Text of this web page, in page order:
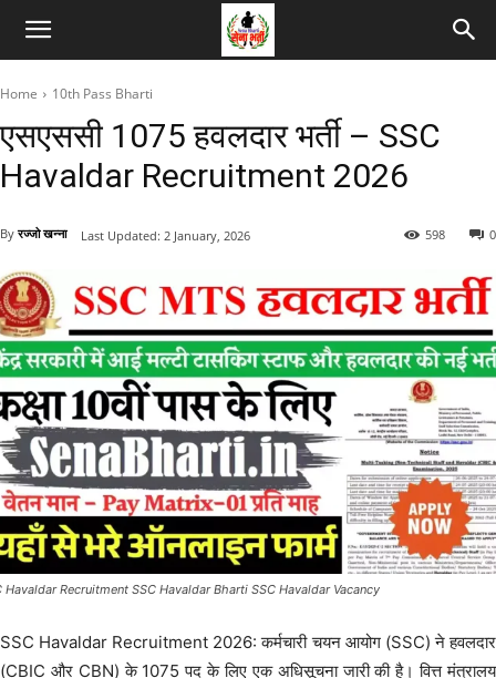
Home 10th Pass Bharti
एसएससी 1075 हवलदार भर्ती – SSC
Havaldar Recruitment 2026
By रज्जो खन्ना 0
598
Last Updated: 2 January, 2026
Havaldar Recruitment SSC Havaldar Bharti SSC Havaldar Vacancy
SSC Havaldar Recruitment 2026: कर्मचारी चयन आयोग (SSC) ने हवलदार
(CBIC और CBN) के 1075 पद के लिए एक अधिसूचना जारी की है। वित्त मंत्रालय